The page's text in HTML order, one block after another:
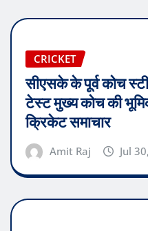
CRICKET
सीएसके के पूर्व कोच
टेस्ट मुख्य कोच की
क्रिकेट समाचार
Amit Raj Jul